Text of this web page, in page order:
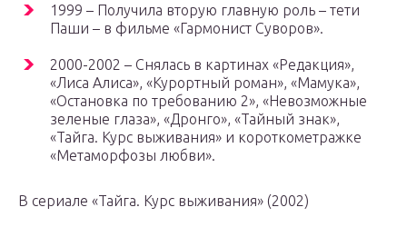
1999 – Получила вторую главную роль – тети
Паши – в фильме «Гармонист Суворов».
2000-2002 – Снялась в картинах «Редакция»,
«Лиса Алиса», «Курортный роман», «Мамука»,
«Остановка по требованию 2», «Невозможные
зеленые глаза», «Дронго», «Тайный знак»,
«Тайга. Курс выживания» и короткометражке
«Метаморфозы любви».
В сериале «Тайга. Курс выживания» (2002)